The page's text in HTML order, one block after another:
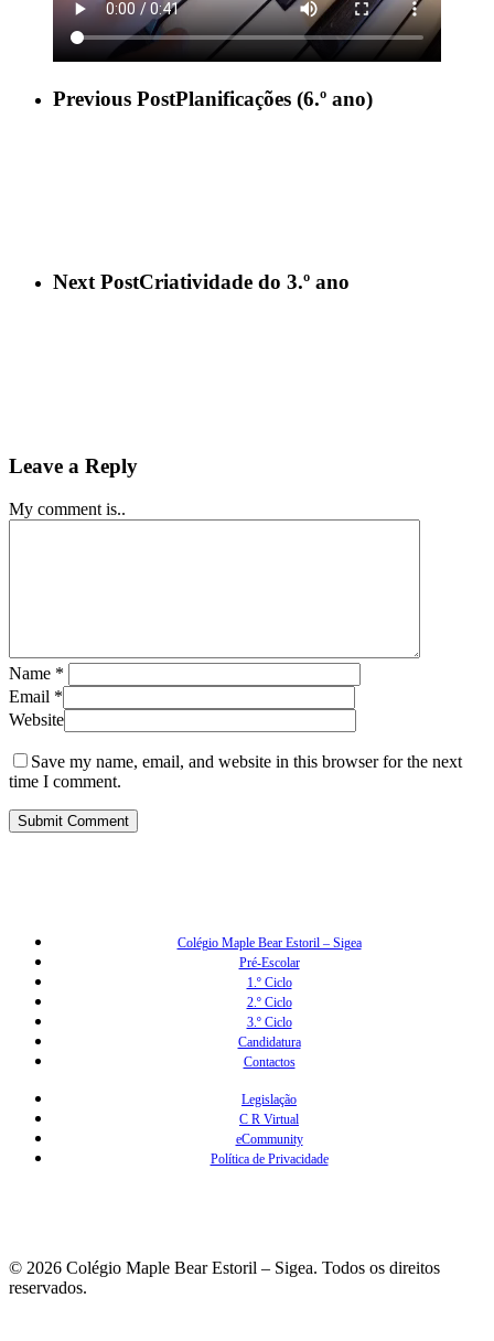
Previous PostPlanificações (6.º ano)
Next PostCriatividade do 3.º ano
Leave a Reply
My comment is..
Name *
Email *
Website
Save my name, email, and website in this browser for the next
time I comment.
Colégio Maple Bear Estoril – Sigea
Pré-Escolar
1.º Ciclo
2.º Ciclo
3.º Ciclo
Candidatura
Contactos
Legislação
C R Virtual
eCommunity
Política de Privacidade
© 2026 Colégio Maple Bear Estoril – Sigea. Todos os direitos
reservados.